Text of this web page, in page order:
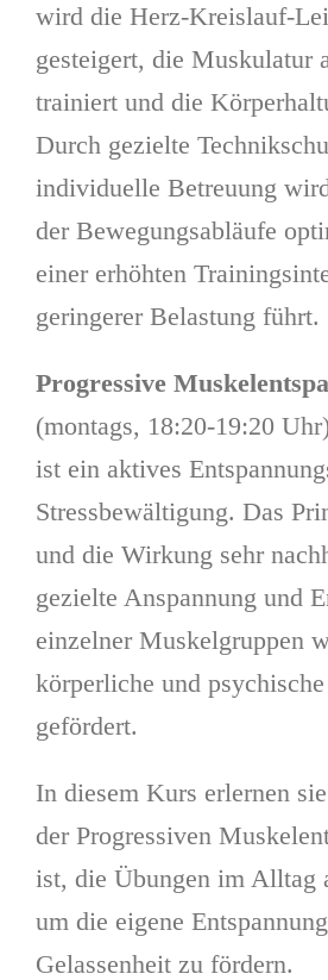
wird die Herz-Kreislauf-
gesteigert, die Muskulatur
trainiert und die
Durch gezielte
individuelle Betreuung
der Bewegungsabläufe
einer erhöhten
geringerer Belastung führt.
Progressive
(montags, 18:20-19:20
ist ein aktives
Stressbewältigung. Das
und die Wirkung sehr
gezielte Anspannung und
einzelner Muskelgruppen
körperliche und
gefördert.
In diesem Kurs erlernen
der Progressiven
ist, die Übungen im Alltag
um die eigene
Gelassenheit zu fördern.